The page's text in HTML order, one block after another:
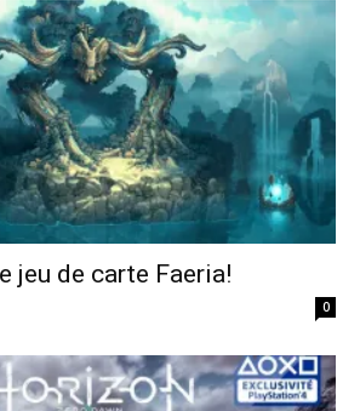
jeu de carte Faeria!
0